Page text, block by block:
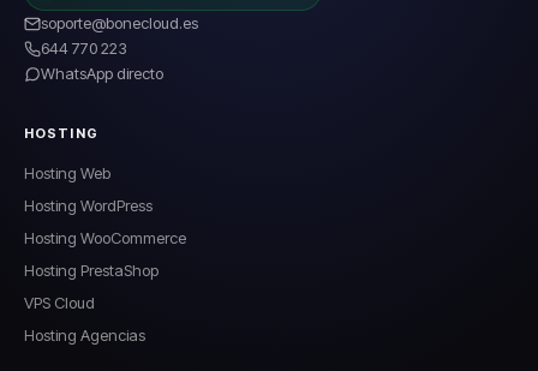
soporte@bonecloud.es
644 770 223
WhatsApp directo
HOSTING
Hosting Web
Hosting WordPress
Hosting WooCommerce
Hosting PrestaShop
VPS Cloud
Hosting Agencias